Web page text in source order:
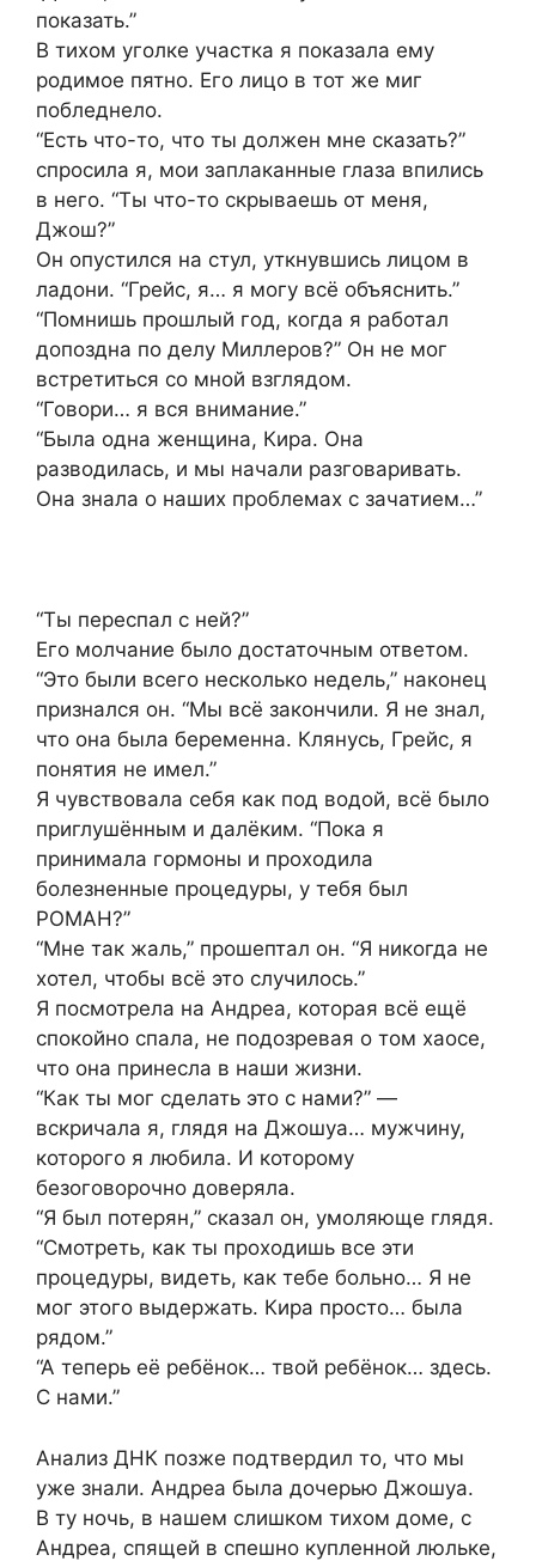
показать.”
В тихом уголке участка я показала ему
родимое пятно. Его лицо в тот же миг
побледнело.
“Есть что-то, что ты должен мне сказать?”
спросила я, мои заплаканные глаза впились
в него. “Ты что-то скрываешь от меня,
Джош?”
Он опустился на стул, уткнувшись лицом в
ладони. “Грейс, я… я могу всё объяснить.”
“Помнишь прошлый год, когда я работал
допоздна по делу Миллеров?” Он не мог
встретиться со мной взглядом.
“Говори… я вся внимание.”
“Была одна женщина, Кира. Она
разводилась, и мы начали разговаривать.
Она знала о наших проблемах с зачатием…”
“Ты переспал с ней?”
Его молчание было достаточным ответом.
“Это были всего несколько недель,” наконец
признался он. “Мы всё закончили. Я не знал,
что она была беременна. Клянусь, Грейс, я
понятия не имел.”
Я чувствовала себя как под водой, всё было
приглушённым и далёким. “Пока я
принимала гормоны и проходила
болезненные процедуры, у тебя был
РОМАН?”
“Мне так жаль,” прошептал он. “Я никогда не
хотел, чтобы всё это случилось.”
Я посмотрела на Андреа, которая всё ещё
спокойно спала, не подозревая о том хаосе,
что она принесла в наши жизни.
“Как ты мог сделать это с нами?” —
вскричала я, глядя на Джошуа… мужчину,
которого я любила. И которому
безоговорочно доверяла.
“Я был потерян,” сказал он, умоляюще глядя.
“Смотреть, как ты проходишь все эти
процедуры, видеть, как тебе больно… Я не
мог этого выдержать. Кира просто… была
рядом.”
“А теперь её ребёнок… твой ребёнок… здесь.
С нами.”
Анализ ДНК позже подтвердил то, что мы
уже знали. Андреа была дочерью Джошуа.
В ту ночь, в нашем слишком тихом доме, с
Андреа, спящей в спешно купленной люльке,